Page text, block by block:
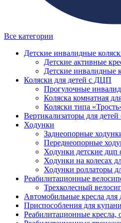
Все категории
Детские инвалидные
Детские активные
Детские инвалидные
Коляски для детей с ДЦП
Прогулочные
Коляска комнатная
Коляски типа
Вертикализаторы для
Ходунки
Заднеопорные
Переднеопорные
Ходунки детские дцп
Ходунки на колесах
Ходунки роллаторы
Реабилитационные
Трехколесный
Автомобильные кресла
Приспособления для
Реабилитационные